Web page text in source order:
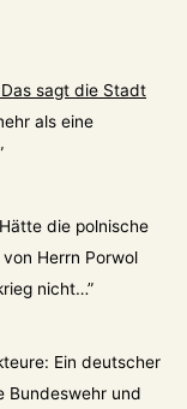
sagt die Stadt
als eine
Hätte die polnische
Herrn Porwol
nicht…”
Ein deutscher
Bundeswehr und